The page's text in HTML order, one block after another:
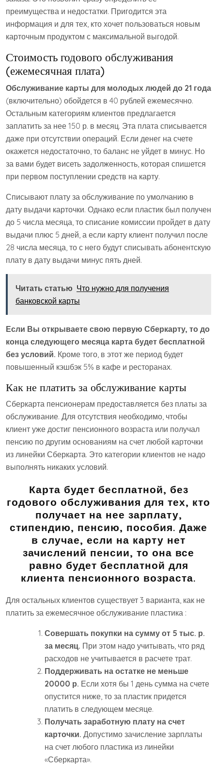
преимущества и недостатки. Пригодится эта
информация и для тех, кто хочет пользоваться новым
карточным продуктом с максимальной выгодой.
Стоимость годового обслуживания
(ежемесячная плата)
Обслуживание карты для молодых людей до 21 года
(включительно) обойдется в 40 рублей ежемесячно.
Остальным категориям клиентов предлагается
заплатить за нее 150 р. в месяц. Эта плата списывается
даже при отсутствии операций. Если денег на счете
окажется недостаточно, то баланс не уйдет в минус. Но
за вами будет висеть задолженность, которая спишется
при первом поступлении средств на карту.
Списывают плату за обслуживание по умолчанию в
дату выдачи карточки. Однако если пластик был получен
до 5 числа месяца, то списание комиссии пройдет в дату
выдачи плюс 5 дней, а если карту клиент получил после
28 числа месяца, то с него будут списывать абонентскую
плату в дату выдачи минус пять дней.
Читать статью Что нужно для получения
банковской карты
Если Вы открываете свою первую Сберкарту, то до
конца следующего месяца карта будет бесплатной
без условий. Кроме того, в этот же период будет
повышенный кэшбэк 5% в кафе и ресторанах.
Как не платить за обслуживание карты
Сберкарта пенсионерам предоставляется без платы за
обслуживание. Для отсутствия необходимо, чтобы
клиент уже достиг пенсионного возраста или получал
пенсию по другим основаниям на счет любой карточки
из линейки Сберкарта. Это категории клиентов не надо
выполнять никаких условий.
Карта будет бесплатной, без
годового обслуживания для тех, кто
получает на нее зарплату,
стипендию, пенсию, пособия. Даже
в случае, если на карту нет
зачислений пенсии, то она все
равно будет бесплатной для
клиента пенсионного возраста.
Для остальных клиентов существует 3 варианта, как не
платить за ежемесячное обслуживание пластика :
Совершать покупки на сумму от 5 тыс. р.
за месяц. При этом надо учитывать, что ряд
расходов не учитывается в расчете трат.
Поддерживать на остатке не меньше
20000 р. Если хотя бы 1 день сумма на счете
опустится ниже, то за пластик придется
платить в следующем месяце.
Получать заработную плату на счет
карточки. Допустимо зачисление зарплаты
на счет любого пластика из линейки
«Сберкарта».